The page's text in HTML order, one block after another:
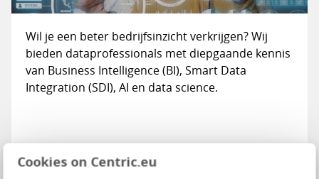
Cookies on Centric.eu
Wil je een beter bedrijfsinzicht verkrijgen? Wij
bieden dataprofessionals met diepgaande kennis
van Business Intelligence (BI), Smart Data
Integration (SDI), AI en data science.